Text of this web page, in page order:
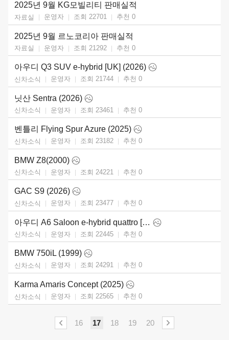
2025년 9월 KG모빌리티 판매실적
자료실 운영자 조회 22701 추천 0
2025년 9월 르노코리아 판매실적
자료실 운영자 조회 21292 추천 0
아우디 Q3 SUV e-hybrid [UK] (2026)
신차소식 운영자 조회 21744 추천 0
닛산 Sentra (2026)
신차소식 운영자 조회 23461 추천 0
벤틀리 Flying Spur Azure (2025)
신차소식 운영자 조회 23182 추천 0
BMW Z8(2000)
신차소식 운영자 조회 24221 추천 0
GAC S9 (2026)
신차소식 운영자 조회 23477 추천 0
아우디 A6 Saloon e-hybrid quattro [UK] (2026)
신차소식 운영자 조회 22445 추천 0
BMW 750iL (1999)
신차소식 운영자 조회 24291 추천 0
Karma Amaris Concept (2025)
신차소식 운영자 조회 22565 추천 0
16 17 18 19 20